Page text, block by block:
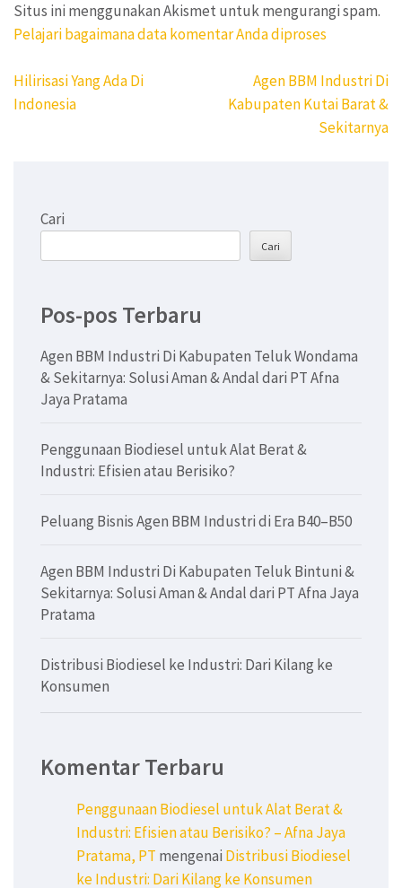
Situs ini menggunakan Akismet untuk mengurangi spam.
Pelajari bagaimana data komentar Anda diproses
Navigasi
pos
Hilirisasi Yang Ada Di
Indonesia
Agen BBM Industri Di
Kabupaten Kutai Barat &
Sekitarnya
Cari
Cari
Pos-pos Terbaru
Agen BBM Industri Di Kabupaten Teluk Wondama
& Sekitarnya: Solusi Aman & Andal dari PT Afna
Jaya Pratama
Penggunaan Biodiesel untuk Alat Berat &
Industri: Efisien atau Berisiko?
Peluang Bisnis Agen BBM Industri di Era B40–B50
Agen BBM Industri Di Kabupaten Teluk Bintuni &
Sekitarnya: Solusi Aman & Andal dari PT Afna Jaya
Pratama
Distribusi Biodiesel ke Industri: Dari Kilang ke
Konsumen
Komentar Terbaru
Penggunaan Biodiesel untuk Alat Berat &
Industri: Efisien atau Berisiko? – Afna Jaya
Pratama, PT mengenai Distribusi Biodiesel
ke Industri: Dari Kilang ke Konsumen